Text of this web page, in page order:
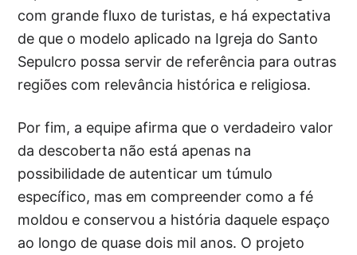
com grande fluxo de turistas, e há expectativa
de que o modelo aplicado na Igreja do Santo
Sepulcro possa servir de referência para outras
regiões com relevância histórica e religiosa.
Por fim, a equipe afirma que o verdadeiro valor
da descoberta não está apenas na
possibilidade de autenticar um túmulo
específico, mas em compreender como a fé
moldou e conservou a história daquele espaço
ao longo de quase dois mil anos. O projeto